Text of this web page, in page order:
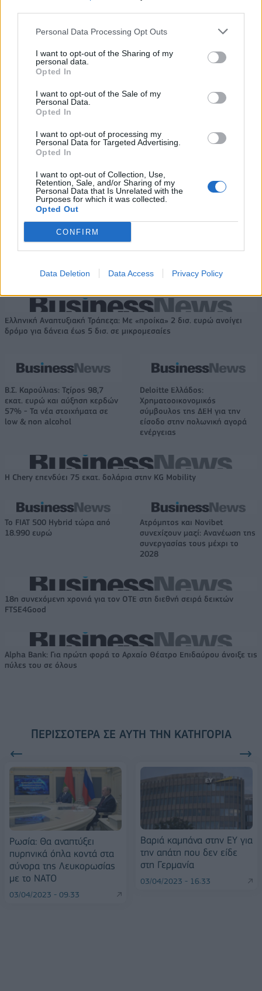
Personal Data Processing Opt Outs
I want to opt-out of the Sharing of my
personal data.
Opted In
I want to opt-out of the Sale of my
Personal Data.
Opted In
I want to opt-out of processing my
Personal Data for Targeted Advertising.
Opted In
I want to opt-out of Collection, Use,
Retention, Sale, and/or Sharing of my
Personal Data that Is Unrelated with the
Purposes for which it was collected.
Opted Out
CONFIRM
Data Deletion Data Access Privacy Policy
Χρηματιστήριο Αθηνών:
κέρδη 23,31% από τις αρχές
στη θέση του CEO
πρόγραμμα στήριξης- Κάλυψη εισφορών ΕΔΟΕΑΠ
Η Toyota φέρνει νέα γενιά
μπαταριών για τα υβριδικά της
Σε κινεζική… πολιορκία η
Νέο Audi A2 e-tron με στόχο την κορυφή της αποδοτικότητας
Μισιακός: «Ο προπονητής είναι
Ο Γιάννης Αγραβάνης στον Βίκο
Ελληνική Αναπτυξιακή Τράπεζα: Με «προίκα» 2 δισ. ευρώ ανοίγει
δρόμο για δάνεια έως 5 δισ. σε μικρομεσαίες
Β.Σ. Καρούλιας: Τζίρος 98,7
εκατ. ευρώ και αύξηση κερδών
57% - Τα νέα στοιχήματα σε
low & non alcohol
Deloitte Ελλάδος:
Χρηματοοικονομικός
σύμβουλος της ΔΕΗ για την
είσοδο στην πολωνική αγορά
ενέργειας
Η Chery επενδύει 75 εκατ. δολάρια στην KG Mobility
Το FIAT 500 Hybrid τώρα από
18.990 ευρώ
Ατρόμητος και Novibet
συνεχίζουν μαζί: Ανανέωση της
συνεργασίας τους μέχρι το
2028
18η συνεχόμενη χρονιά για τον ΟΤΕ στη διεθνή σειρά δεικτών
FTSE4Good
Alpha Bank: Για πρώτη φορά το Αρχαίο Θέατρο Επιδαύρου άνοιξε τις
πύλες του σε όλους
ΠΕΡΙΣΣΌΤΕΡΑ ΣΕ ΑΥΤΉ ΤΗΝ ΚΑΤΗΓΟΡΊΑ
Ρωσία: Θα αναπτύξει
πυρηνικά όπλα κοντά στα
σύνορα της Λευκορωσίας
με το NATO
03/04/2023 - 09:33
Βαριά καμπάνα στην EΥ για
την απάτη που δεν είδε
στη Γερμανία
03/04/2023 - 16:33